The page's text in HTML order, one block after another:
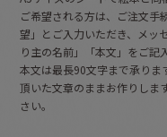
ご希望される方は、ご注文手
望」とご入力いただき、メッ
り主の名前」「本文」をご記
本文は最長90文字まで承りま
頂いた文章のままお作りしま
さい。